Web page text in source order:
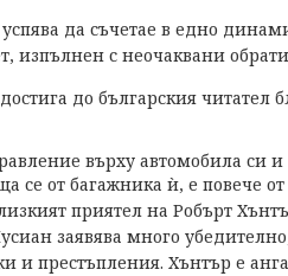
да съчетае в едно
изпълнен с неочаквани
до българския читател
върху автомобила си и
се от багажника ѝ, е повече
приятел на Робърт
заявява много
и престъпления. Хънтър е